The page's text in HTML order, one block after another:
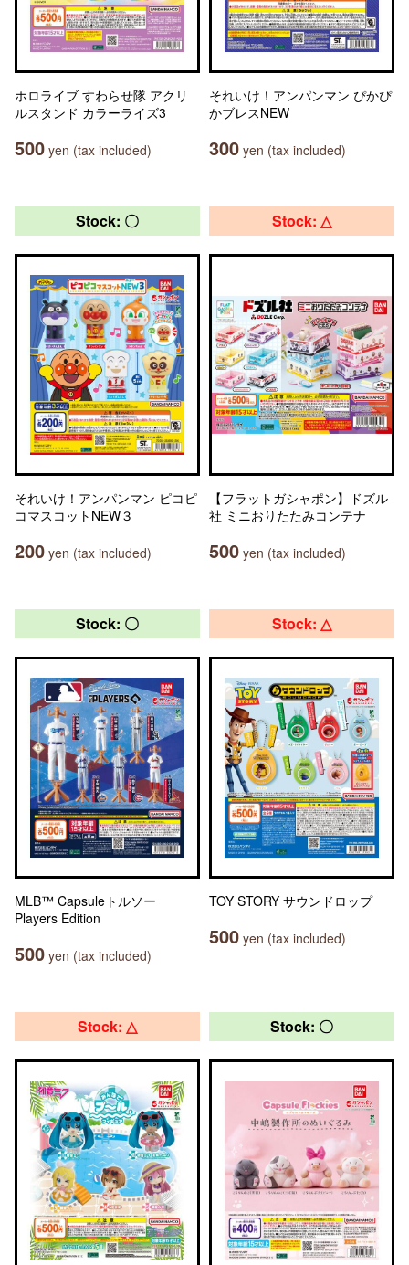
ホロライブ すわらせ隊 アクリ
ルスタンド カラーライズ3
500 yen (tax included)
それいけ！アンパンマン ぴかぴ
かブレスNEW
300 yen (tax included)
Stock: 〇
それいけ！アンパンマン ピコピ
コマスコットNEW３
200 yen (tax included)
Stock: △
【フラットガシャポン】ドズル
社 ミニおりたたみコンテナ
500 yen (tax included)
Stock: 〇
MLB™ Capsuleトルソー
Players Edition
500 yen (tax included)
Stock: △
TOY STORY サウンドロップ
500 yen (tax included)
Stock: △ Stock: 〇